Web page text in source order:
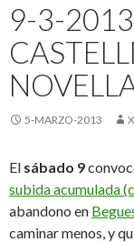
9-3-
5-MARZO-2013
El sábado 9
subida acumulada
abandono en
caminar menos, y